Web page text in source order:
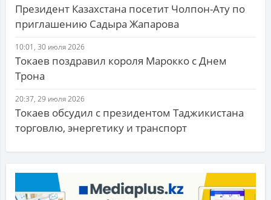
Президент Казахстана посетит Чолпон-Ату по
приглашению Садыра Жапарова
10:01, 30 июля 2026
Токаев поздравил короля Марокко с Днем
Трона
20:37, 29 июля 2026
Токаев обсудил с президентом Таджикистана
торговлю, энергетику и транспорт